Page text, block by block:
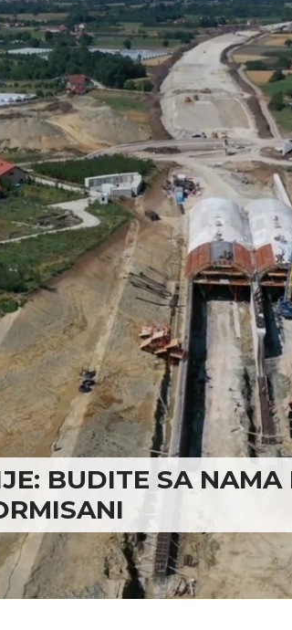
BUDITE SA